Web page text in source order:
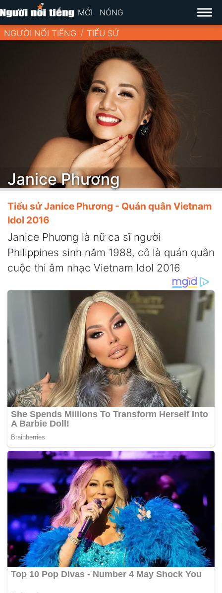
MỚI NÓNG
NGƯỜI NỔI TIẾNG TIỂU SỬ
Janice Phương
Tiểu sử Janice Phương - Quán quân Vietnam
Idol 2016
Janice Phương là nữ ca sĩ người
Philippines sinh năm 1988, cô là quán quân
cuộc thi âm nhạc Vietnam Idol 2016